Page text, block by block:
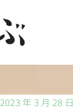
2023 年 3 月 28 日